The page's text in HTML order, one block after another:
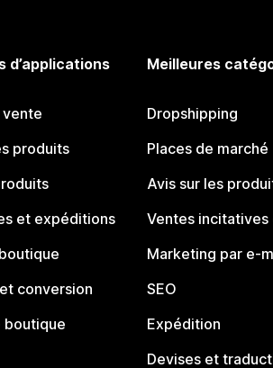
d’applications
vente
produits
et expéditions
conversion
boutique
Meilleures
Dropshipping
Places de marché
Avis sur les
Ventes incitatives
Marketing par e-
SEO
Expédition
Devises et